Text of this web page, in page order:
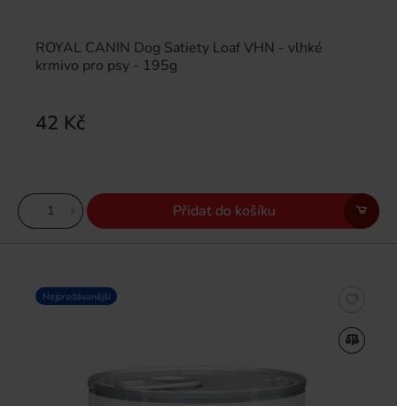
ROYAL CANIN Dog Satiety Loaf VHN - vlhké
krmivo pro psy - 195g
42 Kč
Přidat do košíku
Nejprodávanější